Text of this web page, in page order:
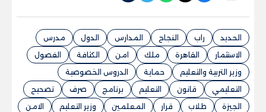
الحديد راب النجاح المدارس الدول
مدرس
الاستثمار
القاهرة ملك امن الكثافة
الفصول
وزير التربية والتعليم
حماية
الدروس الخصوصية
التعليمي
قانون التعليم برنامج صرف
تصحيح
الجيزة
طلاب قرار المعلمين وزير التعليم
الامن